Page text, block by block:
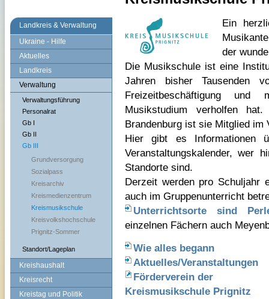
Landkreis & Verwaltung
Ukraine - Hilfe
Aktuelles
Landkreis
Verwaltung
Verwaltungsführung
Personalrat
Gb I
Gb II
Gb III
Grundversorgung
Sozialpass
Kreisarchiv
Kreismedienzentrum
Kreismusikschule
Kreisvolkshochschule
Prignitz-Sommer
Standort/Lageplan
Kreishaushalt
Kreisrecht
Kreistag und Politik
Ein
der
Die Musikschule ist eine
Jahren bisher Tausenden
Freizeitbeschäftigung
Musikstudium verholfen
Brandenburg ist sie Mitglied im
Hier gibt es Informationen
Veranstaltungskalender, wer
Standorte sind.
Derzeit werden pro Schuljahr
auch im Gruppenunterricht
Unterrichtsorte sind
einzelnen Fächern auch
Wie alles begann
Aktuelles/Veranstaltungen
Förderverein der
Kreismusikschule Prignitz